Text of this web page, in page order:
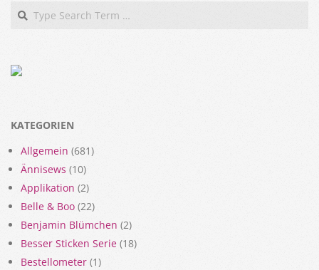
Search
KATEGORIEN
Allgemein (681)
Ännisews (10)
Applikation (2)
Belle & Boo (22)
Benjamin Blümchen (2)
Besser Sticken Serie (18)
Bestellometer (1)